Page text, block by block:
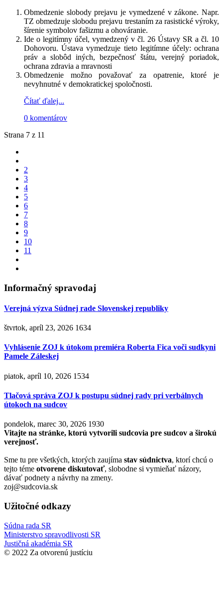
Obmedzenie slobody prejavu je vymedzené v zákone. Napr.
TZ obmedzuje slobodu prejavu trestaním za rasistické výroky,
šírenie symbolov fašizmu a ohováranie.
Ide o legitímny účel, vymedzený v čl. 26 Ústavy SR a čl. 10
Dohovoru. Ústava vymedzuje tieto legitímne účely: ochrana
práv a slobôd iných, bezpečnosť štátu, verejný poriadok,
ochrana zdravia a mravnosti
Obmedzenie možno považovať za opatrenie, ktoré je
nevyhnutné v demokratickej spoločnosti.
Čítať ďalej...
0 komentárov
Strana 7 z 11
2
3
4
5
6
7
8
9
10
11
Informačný spravodaj
Verejná výzva Súdnej rade Slovenskej republiky
štvrtok, apríl 23, 2026 1634
Vyhlásenie ZOJ k útokom premiéra Roberta Fica voči sudkyni
Pamele Záleskej
piatok, apríl 10, 2026 1534
Tlačová správa ZOJ k postupu súdnej rady pri verbálnych
útokoch na sudcov
pondelok, marec 30, 2026 1930
Vitajte na stránke, ktorú vytvorili sudcovia pre sudcov a širokú
verejnosť.
Sme tu pre všetkých, ktorých zaujíma stav súdnictva, ktorí chcú o
tejto téme otvorene diskutovať, slobodne si vymieňať názory,
dávať podnety a návrhy na zmeny.
zoj@sudcovia.sk
Užitočné odkazy
Súdna rada SR
Ministerstvo spravodlivosti SR
Justičná akadémia SR
© 2022 Za otvorenú justíciu